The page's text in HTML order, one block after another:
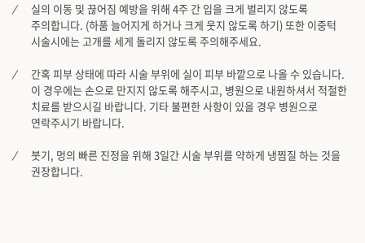
실의 이동 및 끊어짐 예방을 위해 4주 간 입을 크게 벌리지 않도록
주의합니다. (하품 늘어지게 하거나 크게 웃지 않도록 하기) 또한 이중턱
시술시에는 고개를 세게 돌리지 않도록 주의해주세요.
간혹 피부 상태에 따라 시술 부위에 실이 피부 바깥으로 나올 수 있습니다.
이 경우에는 손으로 만지지 않도록 해주시고, 병원으로 내원하셔서 적절한
치료를 받으시길 바랍니다. 기타 불편한 사항이 있을 경우 병원으로
연락주시기 바랍니다.
붓기, 멍의 빠른 진정을 위해 3일간 시술 부위를 약하게 냉찜질 하는 것을
권장합니다.